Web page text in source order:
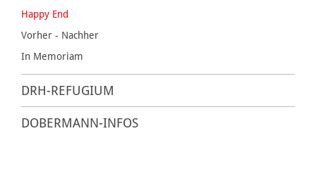
Happy End
Vorher - Nachher
In Memoriam
DRH-REFUGIUM
DOBERMANN-INFOS